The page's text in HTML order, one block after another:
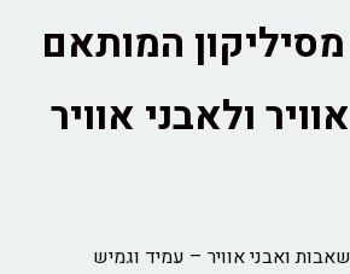
מסיליקון המותאם
ולאבני אוויר
ואבני אוויר – עמיד וגמיש